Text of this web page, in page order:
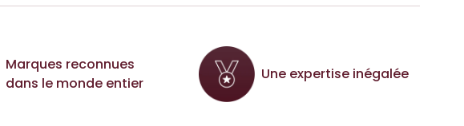
Marques reconnues
dans le monde entier
Une expertise inégalée